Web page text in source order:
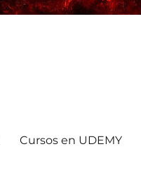
Cursos en UDEMY